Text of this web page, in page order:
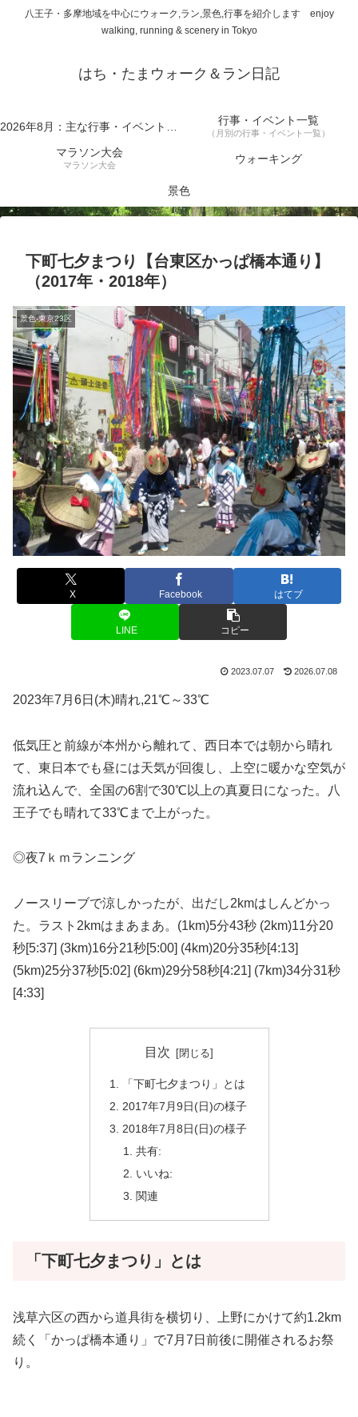
八王子・多摩地域を中心にウォーク,ラン,景色,行事を紹介します enjoy
walking, running & scenery in Tokyo
はち・たまウォーク＆ラン日記
2026年8月：主な行事・イベント一覧 行事・イベント一覧
（月別の行事・イベント一覧）
マラソン大会
マラソン大会 ウォーキング
景色
下町七夕まつり【台東区かっぱ橋本通り】
（2017年・2018年）
景色-東京23区
X Facebook はてブ
LINE コピー
2023.07.07 2026.07.08
2023年7月6日(木)晴れ,21℃～33℃
低気圧と前線が本州から離れて、西日本では朝から晴れ
て、東日本でも昼には天気が回復し、上空に暖かな空気が
流れ込んで、全国の6割で30℃以上の真夏日になった。八
王子でも晴れて33℃まで上がった。
◎夜7ｋｍランニング
ノースリーブで涼しかったが、出だし2kmはしんどかっ
た。ラスト2kmはまあまあ。(1km)5分43秒 (2km)11分20
秒[5:37] (3km)16分21秒[5:00] (4km)20分35秒[4:13]
(5km)25分37秒[5:02] (6km)29分58秒[4:21] (7km)34分31秒
[4:33]
目次
「下町七夕まつり」とは
2017年7月9日(日)の様子
2018年7月8日(日)の様子
共有:
いいね:
関連
「下町七夕まつり」とは
浅草六区の西から道具街を横切り、上野にかけて約1.2km
続く「かっぱ橋本通り」で7月7日前後に開催されるお祭
り。